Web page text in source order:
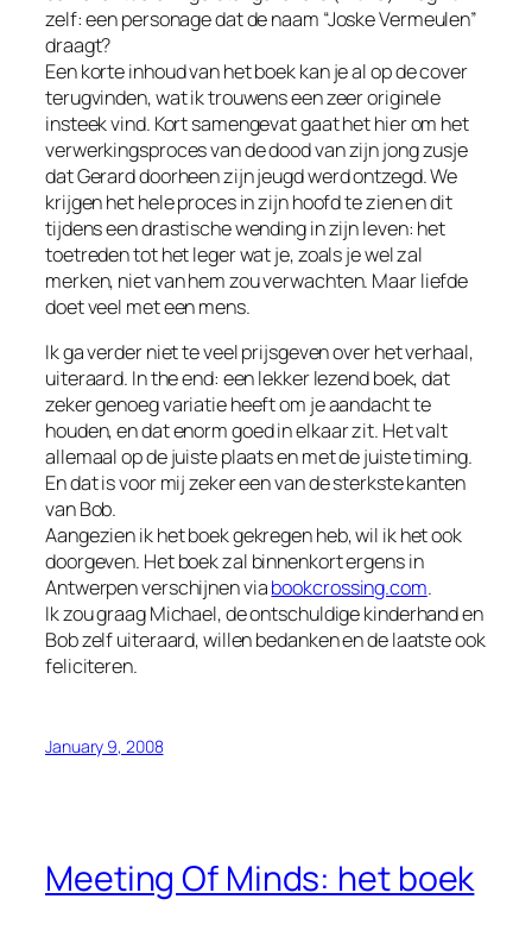
zelf: een personage dat de naam “Joske Vermeulen”
draagt?
Een korte inhoud van het boek kan je al op de cover
terugvinden, wat ik trouwens een zeer originele
insteek vind. Kort samengevat gaat het hier om het
verwerkingsproces van de dood van zijn jong zusje
dat Gerard doorheen zijn jeugd werd ontzegd. We
krijgen het hele proces in zijn hoofd te zien en dit
tijdens een drastische wending in zijn leven: het
toetreden tot het leger wat je, zoals je wel zal
merken, niet van hem zou verwachten. Maar liefde
doet veel met een mens.
Ik ga verder niet te veel prijsgeven over het verhaal,
uiteraard. In the end: een lekker lezend boek, dat
zeker genoeg variatie heeft om je aandacht te
houden, en dat enorm goed in elkaar zit. Het valt
allemaal op de juiste plaats en met de juiste timing.
En dat is voor mij zeker een van de sterkste kanten
van Bob.
Aangezien ik het boek gekregen heb, wil ik het ook
doorgeven. Het boek zal binnenkort ergens in
Antwerpen verschijnen viabookcrossing.com.
Ik zou graag Michael, de ontschuldige kinderhand en
Bob zelf uiteraard, willen bedanken en de laatste ook
feliciteren.
January 9, 2008
Meeting Of Minds: het boek